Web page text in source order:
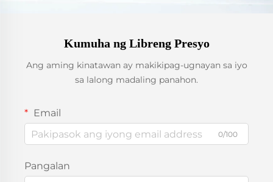
Kumuha ng Libreng Presyo
Ang aming kinatawan ay makikipag-ugnayan sa iyo
sa lalong madaling panahon.
Email
0/100
Pangalan